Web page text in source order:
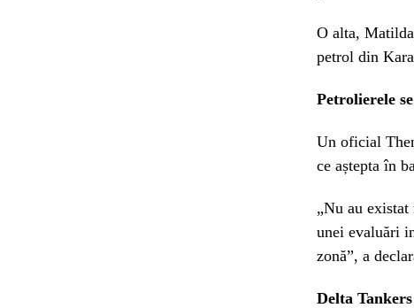
O alta,
petrol din
Petrolierele
Un oficial
ce aștepta în
„Nu au
unei evaluări
zonă”, a
Delta